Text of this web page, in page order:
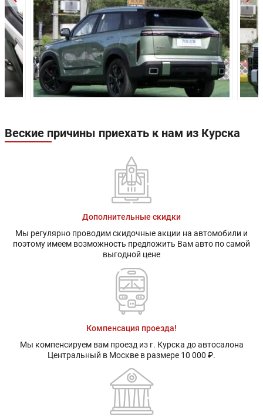
Клиренс: - -
Масса: 1484 кг 1484 кг
Объём багажника: 410 л 410 л
Трансмиссия: Роботизированная
Привод: Передний Передний
Дисковые
вентилируемые
Дисковые
5 лет
Веские причины приехать к нам из Курска
Дополнительные скидки
Мы регулярно проводим скидочные акции на автомобили и
поэтому имеем возможность предложить Вам авто по самой
выгодной цене
Компенсация проезда!
Мы компенсируем вам проезд из г. Курска до автосалона
Центральный в Москве в размере 10 000 ₽.